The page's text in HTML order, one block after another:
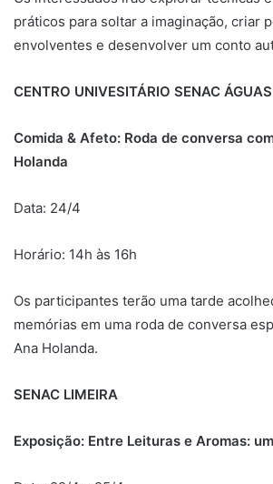
práticos para soltar a imaginação, criar
envolventes e desenvolver um conto
CENTRO UNIVESITÁRIO SENAC
Comida & Afeto: Roda de conversa
Holanda
Data: 24/4
Horário: 14h às 16h
Os participantes terão uma tarde
memórias em uma roda de conversa
Ana Holanda.
SENAC LIMEIRA
Exposição: Entre Leituras e Aromas: